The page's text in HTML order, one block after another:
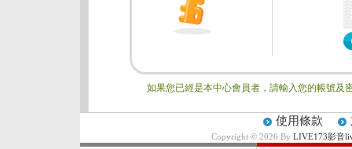
如果您已經是本中心會員者，請輸入您的帳號及
使用條款
Copyright © 2026 By LIVE173影音